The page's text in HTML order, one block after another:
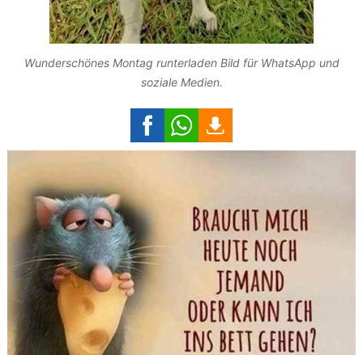
Wunderschönes Montag runterladen Bild für WhatsApp und
soziale Medien.